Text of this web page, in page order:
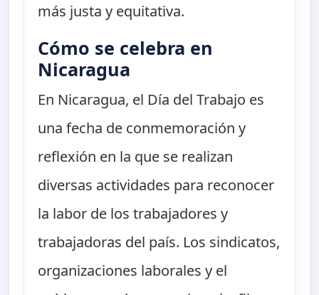
más justa y equitativa.
Cómo se celebra en
Nicaragua
En Nicaragua, el Día del Trabajo es
una fecha de conmemoración y
reflexión en la que se realizan
diversas actividades para reconocer
la labor de los trabajadores y
trabajadoras del país. Los sindicatos,
organizaciones laborales y el